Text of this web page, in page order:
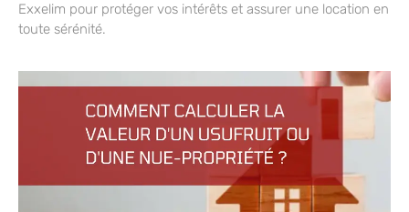
Exxelim pour protéger vos intérêts et assurer une location en
toute sérénité.